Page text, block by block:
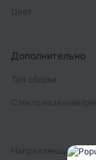
Цвет
Дополнительно
Тип сборки
Стекло название/
Направляющие